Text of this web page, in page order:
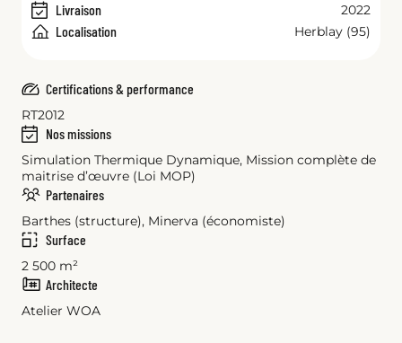
Livraison 2022
Localisation Herblay (95)
Certifications & performance
RT2012
Nos missions
Simulation Thermique Dynamique, Mission complète de
maitrise d’œuvre (Loi MOP)
Partenaires
Barthes (structure), Minerva (économiste)
Surface
2 500 m²
Architecte
Atelier WOA